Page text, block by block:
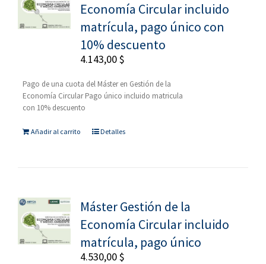
Economía Circular incluido
matrícula, pago único con
10% descuento
4.143,00$
Pago de una cuota del Máster en Gestión de la
Economía Circular Pago único incluido matricula
con 10% descuento
Añadir al carrito Detalles
Máster Gestión de la
Economía Circular incluido
matrícula, pago único
4.530,00$